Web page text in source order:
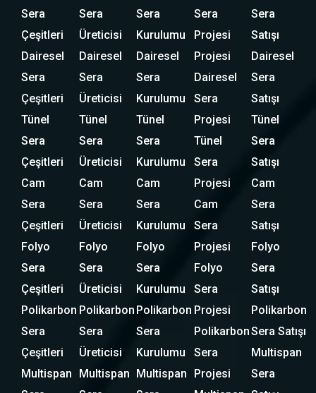
Sera
Çeşitleri
Dairesel
Sera
Çeşitleri
Tünel
Sera
Çeşitleri
Cam
Sera
Çeşitleri
Folyo
Sera
Çeşitleri
Polikarbon
Sera
Çeşitleri
Multispan
Sera
Üreticisi
Dairesel
Sera
Üreticisi
Tünel
Sera
Üreticisi
Cam
Sera
Üreticisi
Folyo
Sera
Üreticisi
Polikarbon
Sera
Üreticisi
Multispan
Sera
Kurulumu
Dairesel
Sera
Kurulumu
Tünel
Sera
Kurulumu
Cam
Sera
Kurulumu
Folyo
Sera
Kurulumu
Polikarbon
Sera
Kurulumu
Multispan
Sera
Projesi
Projesi
Dairesel
Sera
Projesi
Tünel
Sera
Projesi
Cam
Sera
Projesi
Folyo
Sera
Projesi
Polikarbon
Sera
Projesi
Sera
Satışı
Dairesel
Sera
Satışı
Tünel
Sera
Satışı
Cam
Sera
Satışı
Folyo
Sera
Satışı
Polikarbon
Sera Satışı
Multispan
Sera